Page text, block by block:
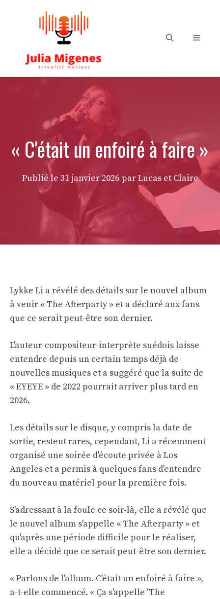
Menu
« C'était un enfoiré à faire »
Publié le 31 janvier 2026 par Lucas et Claire
Lykke Li a révélé des détails sur le nouvel album
à venir « The Afterparty » et a déclaré aux fans
que ce serait peut-être son dernier.
L'auteur-compositeur-interprète suédois laisse
entendre depuis un certain temps déjà de
nouvelles musiques et a suggéré que la suite de
« EYEYE » de 2022 pourrait arriver plus tard en
2026.
Les détails sur le disque, y compris la date de
sortie, restent rares, cependant, Li a récemment
organisé une soirée d'écoute privée à Los
Angeles et a permis à quelques fans d'entendre
du nouveau matériel pour la première fois.
S'adressant à la foule ce soir-là, elle a révélé que
le nouvel album s'appelle « The Afterparty » et
qu'après une période difficile pour le réaliser,
elle a décidé que ce serait peut-être son dernier.
« Parlons de l'album. C'était un enfoiré à faire »,
a-t-elle commencé. « Ça s'appelle 'The